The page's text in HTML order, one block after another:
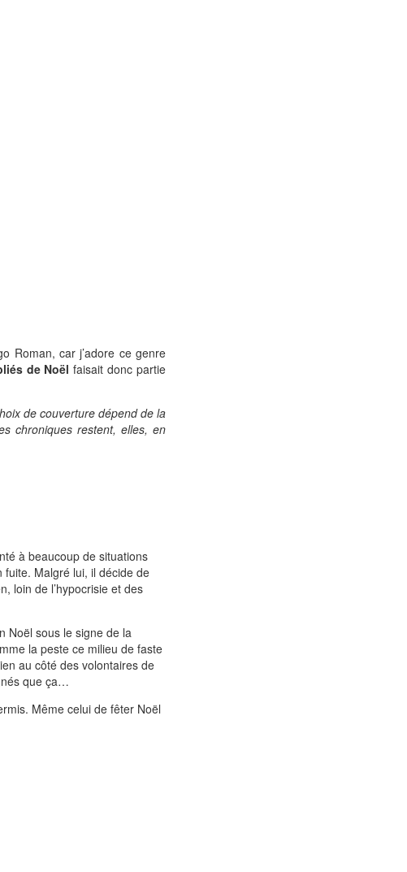
Roman, car j’adore ce genre
de Noël faisait donc partie
de couverture dépend de la
chroniques restent, elles, en
à beaucoup de situations
fuite. Malgré lui, il décide de
loin de l’hypocrisie et des
Noël sous le signe de la
la peste ce milieu de faste
au côté des volontaires de
que ça…
Même celui de fêter Noël